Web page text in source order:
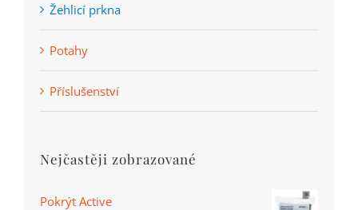
Žehlicí prkna
Potahy
Příslušenství
Nejčastěji zobrazované
Pokrýt Active